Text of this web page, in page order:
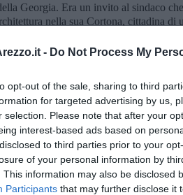
- Do Not Process My
opt-out of the sale, sharing to third
for targeted advertising by us,
selection. Please note that after your
interest-based ads based on
to third parties prior to your
of your personal information by
This information may also be disclosed
Participants that may further disclose it
Georgia. Era un invito al sindaco
nella sua Cortona, cittadina di
la cerimonia per una sorta di
Diventare, a un certo punto,
e un anno prima Maynard
con Jackson mi rimase impresso più
sorriso appena celato dai massicci
politica. Lui era un democratico
King .
per i diritti civili, accanto a Luther
sono create le premesse per il
o Brasile. E non molti anni prima